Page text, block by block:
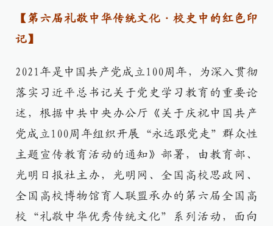
【第六届礼敬中华传统文化·校史中的红色印
记】
2021年是中国共产党成立100周年，为深入贯彻
落实习近平总书记关于党史学习教育的重要论
述，根据 中共 中央办公厅《关于庆祝中国共产
党成立100周年组织开展“永远跟党走”群众性
主题宣传教育活动的通知》部署，由教育部、
光明日报社主办，光明网、全国高校思政网、
全国高校博物馆育人联盟承办的第六届全国高
校“礼敬中华优秀传统文化”系列活动，面向